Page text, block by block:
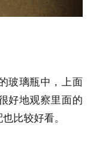
玻璃瓶中，上面
好地观察里面的
比较好看。